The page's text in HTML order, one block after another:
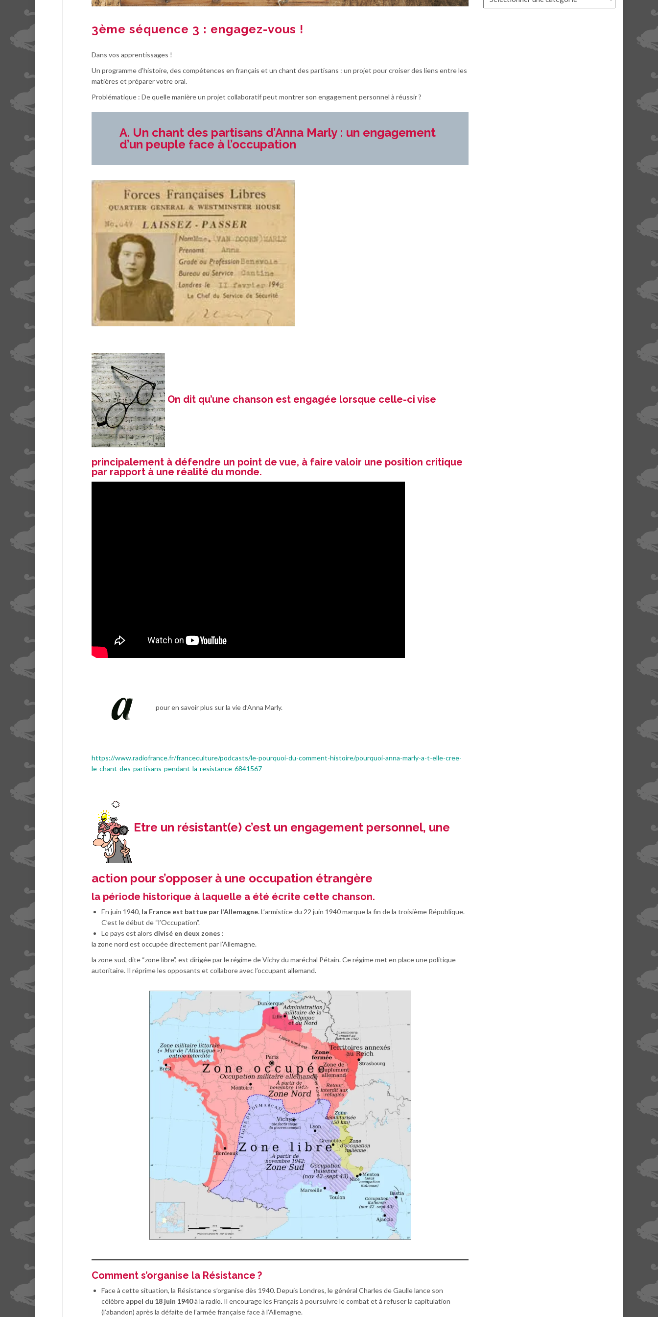
3ème séquence 3 : engagez-vous !
Dans vos apprentissages !
Un programme d’histoire, des compétences en français et un chant des partisans : un projet pour croiser des liens entre les
matières et préparer votre oral.
Problématique : De quelle manière un projet collaboratif peut montrer son engagement personnel à réussir ?
A. Un chant des partisans d’Anna Marly : un engagement
d’un peuple face à l’occupation
On dit qu’une chanson est engagée lorsque celle-ci vise
principalement à défendre un point de vue, à faire valoir une position critique
par rapport à une réalité du monde.
pour en savoir plus sur la vie d’Anna Marly.
https://www.radiofrance.fr/franceculture/podcasts/le-pourquoi-du-comment-histoire/pourquoi-anna-marly-a-t-elle-cree-
le-chant-des-partisans-pendant-la-resistance-6841567
Etre un résistant(e) c’est un engagement personnel, une
action pour s’opposer à une occupation étrangère
la période historique à laquelle a été écrite cette chanson.
En juin 1940, la France est battue par l’Allemagne. L’armistice du 22 juin 1940 marque la fin de la troisième République.
C’est le début de “l’Occupation”.
Le pays est alors divisé en deux zones :
la zone nord est occupée directement par l’Allemagne.
la zone sud, dite “zone libre”, est dirigée par le régime de Vichy du maréchal Pétain. Ce régime met en place une politique
autoritaire. Il réprime les opposants et collabore avec l’occupant allemand.
Comment s’organise la Résistance ?
Face à cette situation, la Résistance s’organise dès 1940. Depuis Londres, le général Charles de Gaulle lance son
célèbre appel du 18 juin 1940à la radio. Il encourage les Français à poursuivre le combat et à refuser la capitulation
(l’abandon) après la défaite de l’armée française face à l’Allemagne.